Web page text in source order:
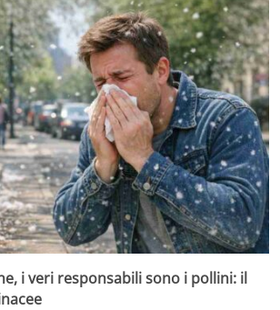
i veri responsabili sono i pollini: il